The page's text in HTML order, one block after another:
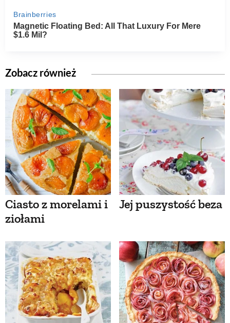
Zobacz również
Ciasto z morelami i
ziołami
Jej puszystość beza